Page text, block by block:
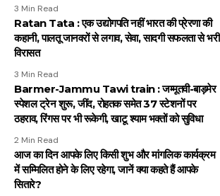
3 Min Read
Ratan Tata : एक उद्योगपति नहीं भारत की प्रेरणा की
कहानी, पालतू जानवरों से लगाव, सेवा, सादगी सफलता से भरी
विरासत
3 Min Read
Barmer-Jammu Tawi train : जम्मूतवी-बाड़मेर
स्पेशल ट्रेन शुरू, जींद, रोहतक समेत 37 स्टेशनों पर
ठहराव, रिंगस पर भी रूकेगी, खाटू श्याम भक्तों को सुविधा
2 Min Read
आज का दिन आपके लिए किसी शुभ और मांगलिक कार्यक्रम
में सम्मिलित होने के लिए रहेगा, जानें क्या कहते हैं आपके
सितारे?